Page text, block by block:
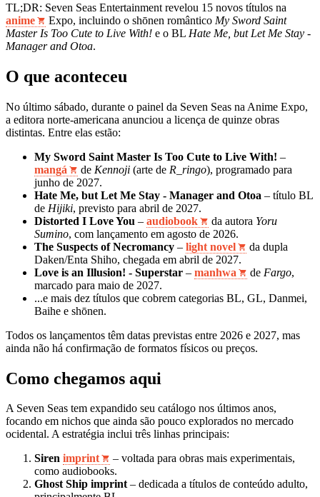
TL;DR: Seven Seas Entertainment revelou 15 novos títulos na
anime
Expo, incluindo o shōnen romântico My Sword Saint
Master Is Too Cute to Live With! e o BL Hate Me, but Let Me Stay -
Manager and Otoa.
O que aconteceu
No último sábado, durante o painel da Seven Seas na Anime Expo,
a editora norte‑americana anunciou a licença de quinze obras
distintas. Entre elas estão:
My Sword Saint Master Is Too Cute to Live With! –
mangá
de Kennoji (arte de R_ringo), programado para
junho de 2027.
Hate Me, but Let Me Stay - Manager and Otoa – título BL
de Hijiki, previsto para abril de 2027.
Distorted I Love You – audiobook da autora Yoru
Sumino, com lançamento em agosto de 2026.
The Suspects of Necromancy – light novel
da dupla
Daken/Enta Shiho, chegada em abril de 2027.
Love is an Illusion! - Superstar – manhwa de Fargo,
marcado para maio de 2027.
...e mais dez títulos que cobrem categorias BL, GL, Danmei,
Baihe e shōnen.
Todos os lançamentos têm datas previstas entre 2026 e 2027, mas
ainda não há confirmação de formatos físicos ou preços.
Como chegamos aqui
A Seven Seas tem expandido seu catálogo nos últimos anos,
focando em nichos que ainda são pouco explorados no mercado
ocidental. A estratégia inclui três linhas principais:
Siren imprint
– voltada para obras mais experimentais,
como audiobooks.
Ghost Ship imprint– dedicada a títulos de conteúdo adulto,